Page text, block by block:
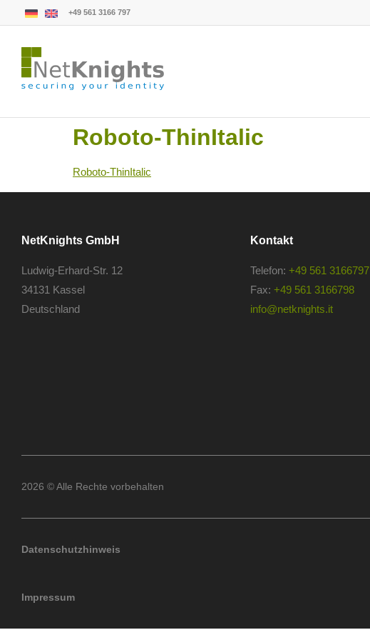
+49 561 3166 797
Roboto-ThinItalic
Roboto-ThinItalic
NetKnights GmbH
Ludwig-Erhard-Str. 12
34131 Kassel
Deutschland
Kontakt
Telefon: +49 561 3166797
Fax: +49 561 3166798
info@netknights.it
2026 © Alle Rechte vorbehalten
Datenschutzhinweis
Impressum